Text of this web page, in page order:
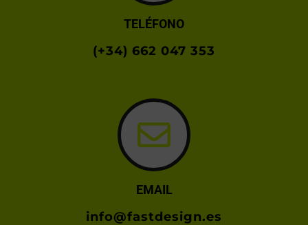
TELÉFONO
(+34) 662 047 353
EMAIL
info@fastdesign.es